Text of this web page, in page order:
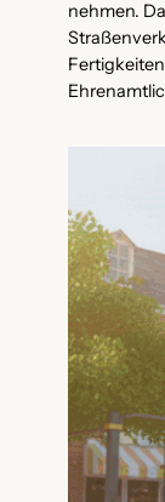
nehmen.